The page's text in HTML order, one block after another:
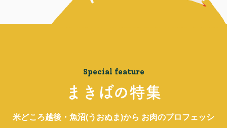
Special feature
まきばの特集
米どころ越後・魚沼(うおぬま)から お肉のプロフェッシ